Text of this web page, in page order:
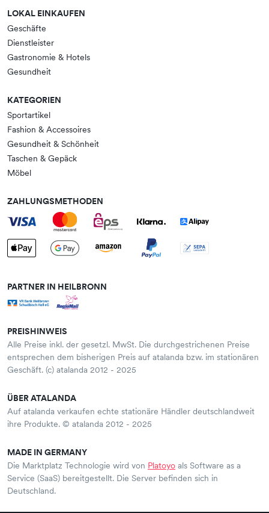
LOKAL EINKAUFEN
Geschäfte
Dienstleister
Gastronomie & Hotels
Gesundheit
KATEGORIEN
Sportartikel
Fashion & Accessoires
Gesundheit & Schönheit
Taschen & Gepäck
Möbel
ZAHLUNGSMETHODEN
PARTNER IN HEILBRONN
PREISHINWEIS
Alle Preise inkl. der gesetzl. MwSt. Die durchgestrichenen Preise
entsprechen dem bisherigen Preis auf atalanda bzw. im stationären
Geschäft. (c) atalanda 2012 - 2025
ÜBER ATALANDA
Auf atalanda verkaufen echte stationäre Händler deutschlandweit
ihre Produkte. © atalanda 2012 - 2025
MADE IN GERMANY
Die Marktplatz Technologie wird von Platoyo als Software as a
Service (SaaS) bereitgestellt. Die Server befinden sich in
Deutschland.